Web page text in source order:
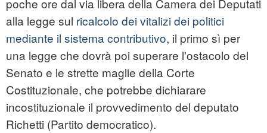
poche ore dal via libera della Camera dei Deputati
alla legge sul ricalcolo dei vitalizi dei politici
mediante il sistema contributivo, il primo sì per
una legge che dovrà poi superare l'ostacolo del
Senato e le strette maglie della Corte
Costituzionale, che potrebbe dichiarare
incostituzionale il provvedimento del deputato
Richetti (Partito democratico).